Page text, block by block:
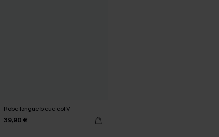
Robe longue bleue col V
39,90 €